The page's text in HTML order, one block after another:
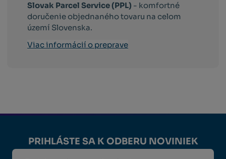
Slovak Parcel Service (PPL) - komfortné
doručenie objednaného tovaru na celom
území Slovenska.
Viac informácií o preprave
PRIHLÁSTE SA K ODBERU NOVINIEK